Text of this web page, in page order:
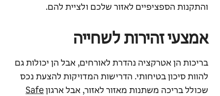
והתקנות הספציפיים לאזור שלכם ולציית להם.
אמצעי זהירות לשחייה
בריכות הן אטרקציה נהדרת לאורחים, אבל הן יכולות גם
להוות סיכון בטיחותי. הדרישות המדויקות להצעת נכס
שכולל בריכה משתנות מאזור לאזור, אבל ארגוןSafe